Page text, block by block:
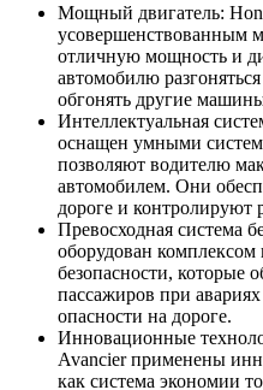
Мощный двигатель:
усовершенствованным
отличную мощность и
автомобилю
обгонять другие
Интеллектуальная
оснащен умными
позволяют водителю
автомобилем. Они
дороге и
Превосходная система
оборудован комплексом
безопасности, которые
пассажиров при
опасности на дороге.
Инновационные
Avancier применены
как система экономии